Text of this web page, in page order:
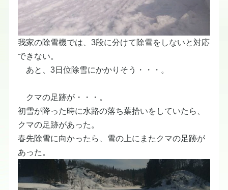
我家の除雪機では、3段に分けて除雪をしないと対応
できない。
あと、3日位除雪にかかりそう・・・。
クマの足跡が・・・。
初雪が降った時に水路の落ち葉拾いをしていたら、
クマの足跡があった。
春先除雪に向かったら、雪の上にまたクマの足跡が
あった。